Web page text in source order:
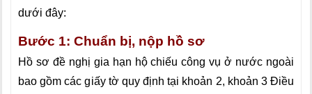
dưới đây:
Bước 1: Chuẩn bị, nộp hồ sơ
Hồ sơ đề nghị gia hạn hộ chiếu công vụ ở nước ngoài
bao gồm các giấy tờ quy định tại khoản 2, khoản 3 Điều